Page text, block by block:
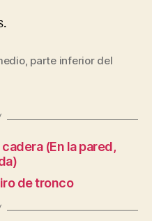
, parte inferior del
(En la pared,
de tronco